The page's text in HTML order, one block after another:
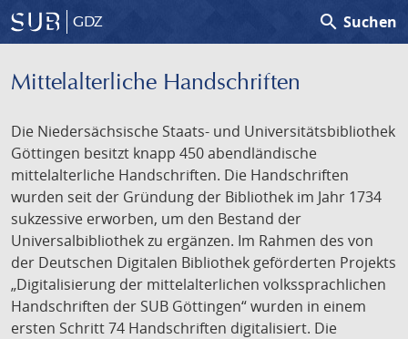
GDZ search Suchen
Mittelalterliche Handschriften
Die Niedersächsische Staats- und Universitätsbibliothek
Göttingen besitzt knapp 450 abendländische
mittelalterliche Handschriften. Die Handschriften
wurden seit der Gründung der Bibliothek im Jahr 1734
sukzessive erworben, um den Bestand der
Universalbibliothek zu ergänzen. Im Rahmen des von
der Deutschen Digitalen Bibliothek geförderten Projekts
„Digitalisierung der mittelalterlichen volkssprachlichen
Handschriften der SUB Göttingen“ wurden in einem
ersten Schritt 74 Handschriften digitalisiert. Die